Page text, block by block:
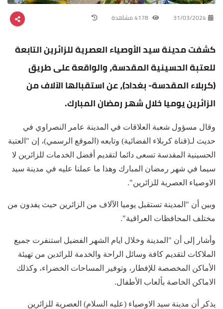
31/03/2024
كشفت مدينة سيد الأوصياء العصرية للزائرين التابعة
للعتبة الحسينية المقدسة، والواقعة على طريق
(كربلاء المقدسة- بغداد)، عن استقبالها الآلاف من
الزائرين يوميا خلال شهر رمضان المبارك.
وقال مسؤول شعبة العلاقات في المدينة عامر النصراوي في
حديث لـ(قناة كربلاء الفضائية) وتابعه (الموقع الرسمي)، إن "العتبة
الحسينية المقدسة تسعى دائما لتقديم أفضل الخدمات للزائرين لا
سيما في شهر رمضان المبارك وهذا ما عملنا عليه في مدينة سيد
الاوصياء العصرية للزائرين".
وبين أن "المدينة تستقبل يوميا الآلاف من الزائرين حيث يفدون من
مختلف المحافظات العراقية".
وأشار إلى أن "المدينة وخلال ايام الشهر الفضيل استنفرت جميع
الملاكات لتقديم كافة وسائل الراحة والخدمة للرائدين من تهيئة
الأماكن المخصصة للإفطار، وتوفير المساحات الخضراء، وكذلك
الاماكن الخاصة بألعاب الأطفال.
يذكر أن مدينة سيد الاوصياء (عليه السلام) العصرية للزائرين